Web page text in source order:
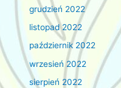
grudzień 2022
listopad 2022
październik 2022
wrzesień 2022
sierpień 2022